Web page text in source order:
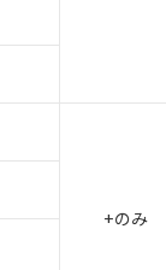
+のみ